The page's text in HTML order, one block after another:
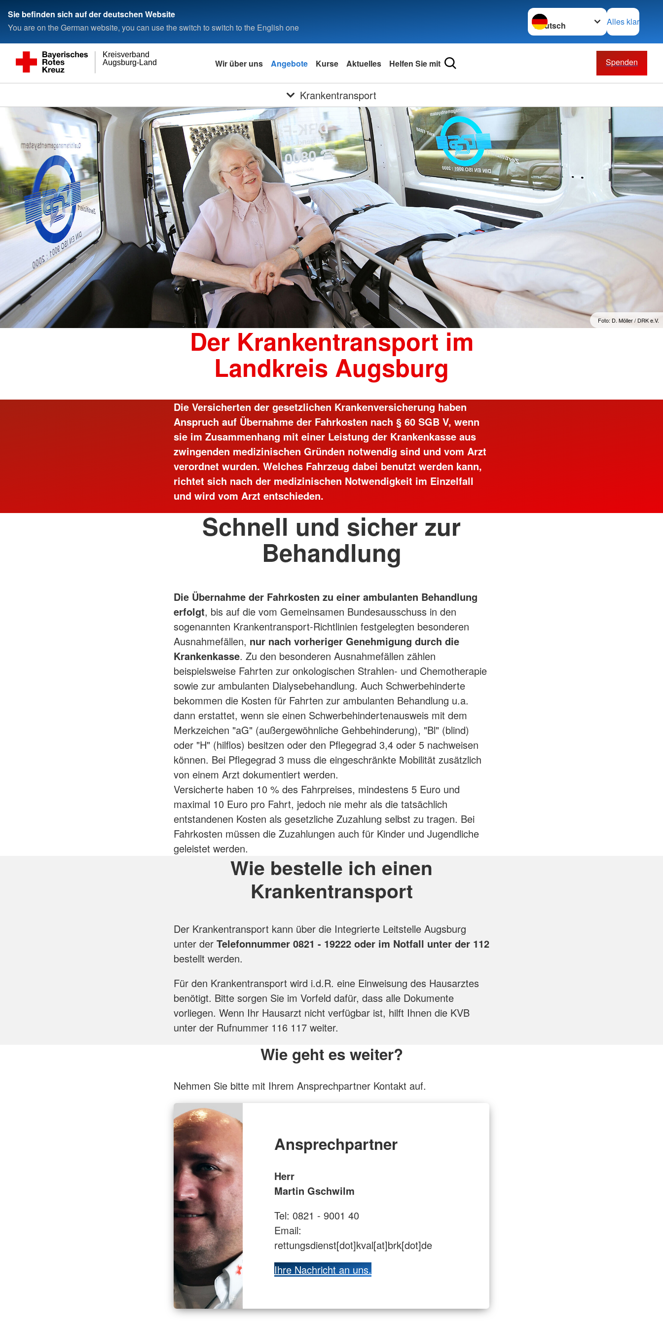
Sie befinden sich auf der deutschen Website
You are on the German website, you can use the switch to switch to the English one
Sprache wechseln zu
Alles klar
Augsburg-Land
Kreisverband
Wir über uns Angebote Kurse Aktuelles Helfen Sie mit Spenden
Krankentransport
Foto: D. Möller / DRK e.V.
Der Krankentransport im
Landkreis Augsburg
Die Versicherten der gesetzlichen Krankenversicherung haben
Anspruch auf Übernahme der Fahrkosten nach § 60 SGB V, wenn
sie im Zusammenhang mit einer Leistung der Krankenkasse aus
zwingenden medizinischen Gründen notwendig sind und vom Arzt
verordnet wurden. Welches Fahrzeug dabei benutzt werden kann,
richtet sich nach der medizinischen Notwendigkeit im Einzelfall
und wird vom Arzt entschieden.
Schnell und sicher zur
Behandlung
Die Übernahme der Fahrkosten zu einer ambulanten Behandlung
erfolgt, bis auf die vom Gemeinsamen Bundesausschuss in den
sogenannten Krankentransport-Richtlinien festgelegten besonderen
Ausnahmefällen, nur nach vorheriger Genehmigung durch die
Krankenkasse. Zu den besonderen Ausnahmefällen zählen
beispielsweise Fahrten zur onkologischen Strahlen- und Chemotherapie
sowie zur ambulanten Dialysebehandlung. Auch Schwerbehinderte
bekommen die Kosten für Fahrten zur ambulanten Behandlung u.a.
dann erstattet, wenn sie einen Schwerbehindertenausweis mit dem
Merkzeichen "aG" (außergewöhnliche Gehbehinderung), "Bl" (blind)
oder "H" (hilflos) besitzen oder den Pflegegrad 3,4 oder 5 nachweisen
können. Bei Pflegegrad 3 muss die eingeschränkte Mobilität zusätzlich
von einem Arzt dokumentiert werden.
Versicherte haben 10 % des Fahrpreises, mindestens 5 Euro und
maximal 10 Euro pro Fahrt, jedoch nie mehr als die tatsächlich
entstandenen Kosten als gesetzliche Zuzahlung selbst zu tragen. Bei
Fahrkosten müssen die Zuzahlungen auch für Kinder und Jugendliche
geleistet werden.
Wie bestelle ich einen
Krankentransport
Der Krankentransport kann über die Integrierte Leitstelle Augsburg
unter der Telefonnummer 0821 - 19222 oder im Notfall unter der 112
bestellt werden.
Für den Krankentransport wird i.d.R. eine Einweisung des Hausarztes
benötigt. Bitte sorgen Sie im Vorfeld dafür, dass alle Dokumente
vorliegen. Wenn Ihr Hausarzt nicht verfügbar ist, hilft Ihnen die KVB
unter der Rufnummer 116 117 weiter.
Wie geht es weiter?
Nehmen Sie bitte mit Ihrem Ansprechpartner Kontakt auf.
Ansprechpartner
Herr
Martin Gschwilm
Tel: 0821 - 9001 40
Email:
rettungsdienst[dot]kval[at]brk[dot]de
Ihre Nachricht an uns.